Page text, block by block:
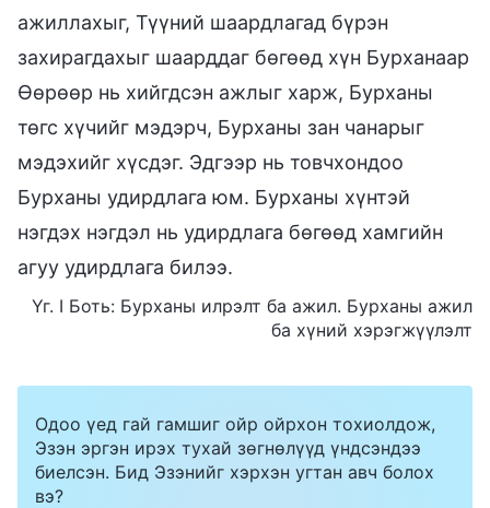
ажиллахыг, Түүний шаардлагад бүрэн
захирагдахыг шаарддаг бөгөөд хүн Бурханаар
Өөрөөр нь хийгдсэн ажлыг харж, Бурханы
төгс хүчийг мэдэрч, Бурханы зан чанарыг
мэдэхийг хүсдэг. Эдгээр нь товчхондоо
Бурханы удирдлага юм. Бурханы хүнтэй
нэгдэх нэгдэл нь удирдлага бөгөөд хамгийн
агуу удирдлага билээ.
Үг. I Боть: Бурханы илрэлт ба ажил. Бурханы ажил
ба хүний хэрэгжүүлэлт
Одоо үед гай гамшиг ойр ойрхон тохиолдож,
Эзэн эргэн ирэх тухай зөгнөлүүд үндсэндээ
биелсэн. Бид Эзэнийг хэрхэн угтан авч болох
вэ?